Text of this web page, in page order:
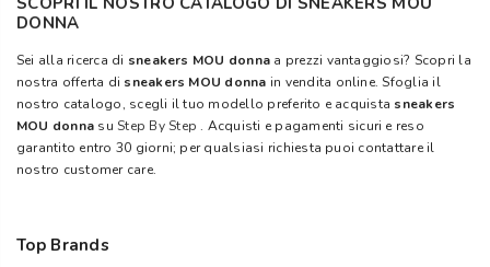
DONNA
Sei alla ricerca di sneakers MOU donna a prezzi vantaggiosi? Scopri la
nostra offerta di sneakers MOU donna in vendita online. Sfoglia il
nostro catalogo, scegli il tuo modello preferito e acquista sneakers
MOU donna suStep By Step . Acquisti e pagamenti sicuri e reso
garantito entro 30 giorni; per qualsiasi richiesta puoi contattare il
nostro customer care.
Top Brands